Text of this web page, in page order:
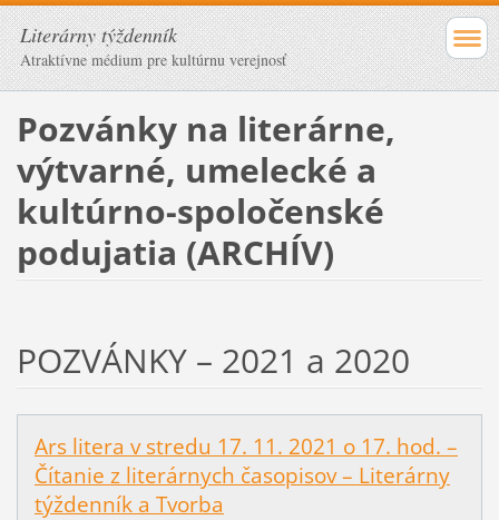
Literárny týždenník
Atraktívne médium pre kultúrnu verejnosť
Pozvánky na literárne,
výtvarné, umelecké a
kultúrno-spoločenské
podujatia (ARCHÍV)
POZVÁNKY – 2021 a 2020
Ars litera v stredu 17. 11. 2021 o 17. hod. –
Čítanie z literárnych časopisov – Literárny
týždenník a Tvorba